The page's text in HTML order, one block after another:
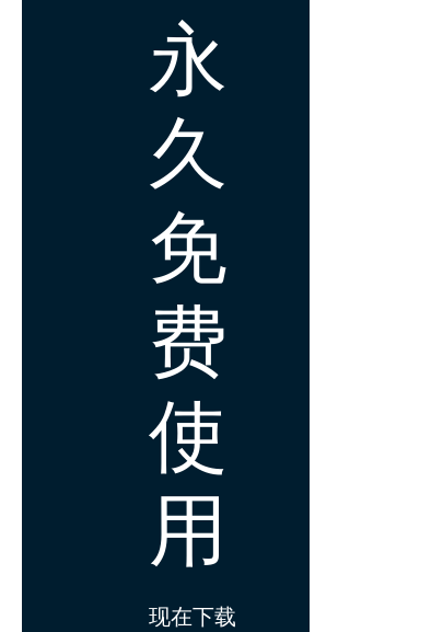
永
久
免
费
使
用
现在下载